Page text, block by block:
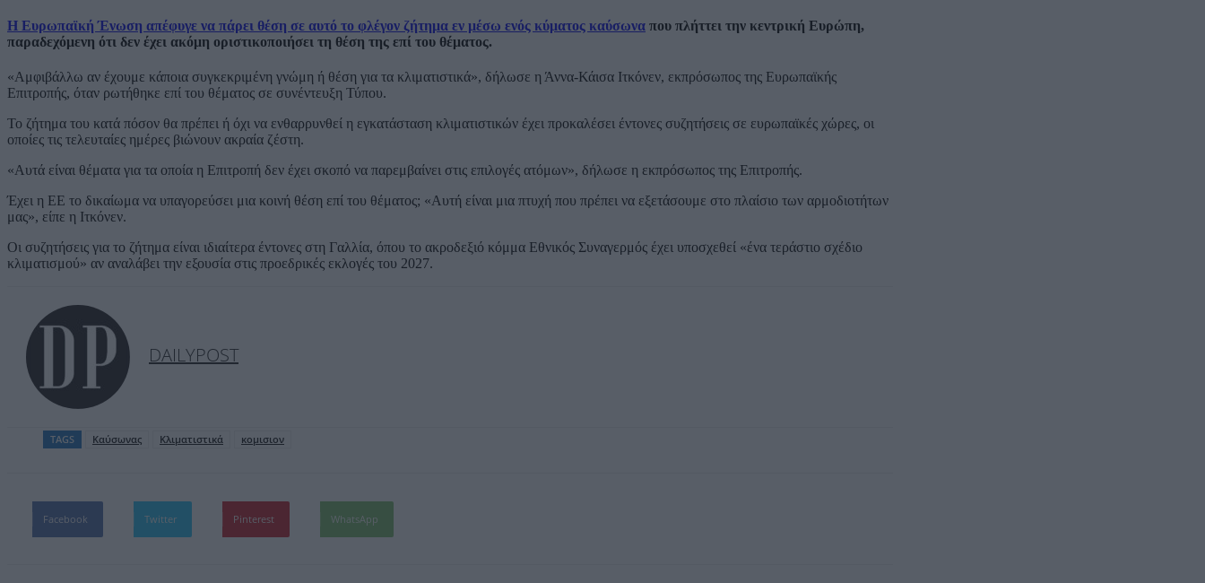
Η Ευρωπαϊκή Ένωση απέφυγε να πάρει θέση σε αυτό το φλέγον ζήτημα εν μέσω ενός κύματος καύσωνα που πλήττει την κεντρική Ευρώπη,
παραδεχόμενη ότι δεν έχει ακόμη οριστικοποιήσει τη θέση της επί του θέματος.
«Αμφιβάλλω αν έχουμε κάποια συγκεκριμένη γνώμη ή θέση για τα κλιματιστικά», δήλωσε η Άννα-Κάισα Ιτκόνεν, εκπρόσωπος της Ευρωπαϊκής
Επιτροπής, όταν ρωτήθηκε επί του θέματος σε συνέντευξη Τύπου.
Το ζήτημα του κατά πόσον θα πρέπει ή όχι να ενθαρρυνθεί η εγκατάσταση κλιματιστικών έχει προκαλέσει έντονες συζητήσεις σε ευρωπαϊκές χώρες, οι
οποίες τις τελευταίες ημέρες βιώνουν ακραία ζέστη.
«Αυτά είναι θέματα για τα οποία η Επιτροπή δεν έχει σκοπό να παρεμβαίνει στις επιλογές ατόμων», δήλωσε η εκπρόσωπος της Επιτροπής.
Έχει η ΕΕ το δικαίωμα να υπαγορεύσει μια κοινή θέση επί του θέματος; «Αυτή είναι μια πτυχή που πρέπει να εξετάσουμε στο πλαίσιο των αρμοδιοτήτων
μας», είπε η Ιτκόνεν.
Οι συζητήσεις για το ζήτημα είναι ιδιαίτερα έντονες στη Γαλλία, όπου το ακροδεξιό κόμμα Εθνικός Συναγερμός έχει υποσχεθεί «ένα τεράστιο σχέδιο
κλιματισμού» αν αναλάβει την εξουσία στις προεδρικές εκλογές του 2027.
DAILYPOST
TAGS Καύσωνας Κλιματιστικά κομισιον
Facebook Twitter Pinterest WhatsApp